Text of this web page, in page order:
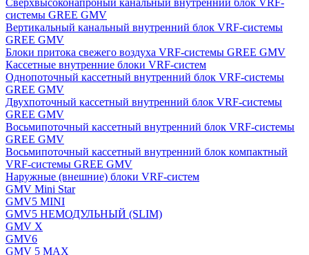
Сверхвысоконапроный канальный внутренний блок VRF-
системы GREE GMV
Вертикальный канальный внутренний блок VRF-системы
GREE GMV
Блоки притока свежего воздуха VRF-системы GREE GMV
Кассетные внутренние блоки VRF-систем
Однопоточный кассетный внутренний блок VRF-системы
GREE GMV
Двухпоточный кассетный внутренний блок VRF-системы
GREE GMV
Восьмипоточный кассетный внутренний блок VRF-системы
GREE GMV
Восьмипоточный кассетный внутренний блок компактный
VRF-системы GREE GMV
Наружные (внешние) блоки VRF-систем
GMV Mini Star
GMV5 MINI
GMV5 НЕМОДУЛЬНЫЙ (SLIM)
GMV X
GMV6
GMV 5 MAX